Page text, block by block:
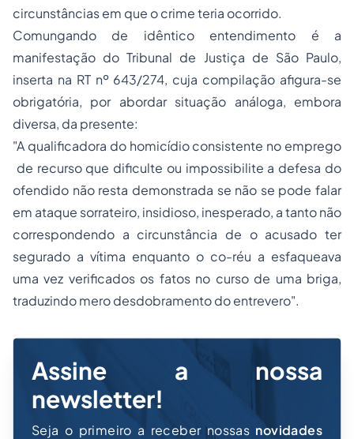
circunstâncias em que o crime teria ocorrido.
Comungando de idêntico entendimento é a
manifestação do Tribunal de Justiça de São Paulo,
inserta na RT nº 643/274, cuja compilação afigura-se
obrigatória, por abordar situação análoga, embora
diversa, da presente:
"A qualificadora do homicídio consistente no emprego
de recurso que dificulte ou impossibilite a defesa do
ofendido não resta demonstrada se não se pode falar
em ataque sorrateiro, insidioso, inesperado, a tanto não
correspondendo a circunstância de o acusado ter
segurado a vítima enquanto o co-réu a esfaqueava
uma vez verificados os fatos no curso de uma briga,
traduzindo mero desdobramento do entrevero".
Assine a nossa
newsletter!
Seja o primeiro a receber nossas novidades